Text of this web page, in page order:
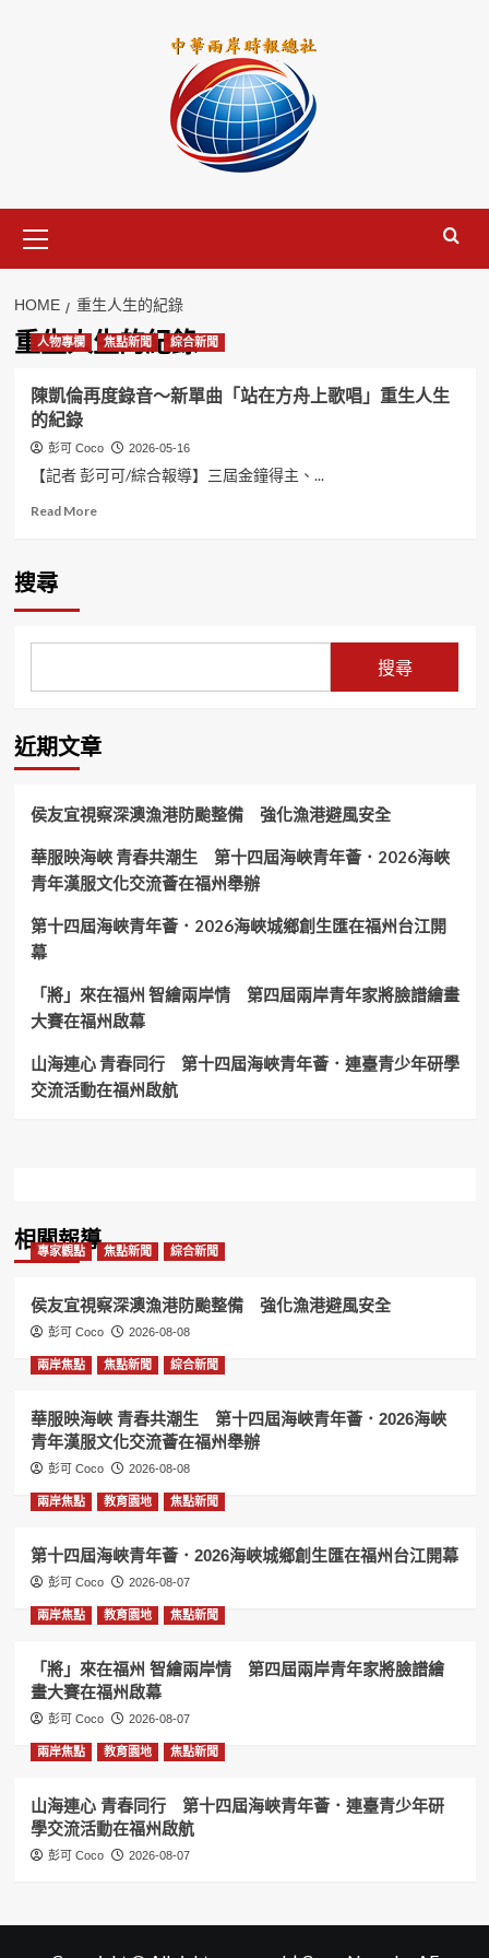
Menu
HOME 重生人生的紀錄
重生人生的紀錄
人物專欄 焦點新聞 綜合新聞
陳凱倫再度錄音～新單曲「站在方舟上歌唱」重生人生
的紀錄
彭可 Coco 2026-05-16
【記者 彭可可/綜合報導】三屆金鐘得主、...
Read MoreRead
音
新
單
在
舟
上
唱」
人
生
的
錄
搜尋
搜尋
近期文章
侯友宜視察深澳漁港防颱整備 強化漁港避風安全
華服映海峽 青春共潮生 第十四屆海峽青年薈．2026海峽
青年漢服文化交流薈在福州舉辦
第十四屆海峽青年薈．2026海峽城鄉創生匯在福州台江開
幕
「將」來在福州 智繪兩岸情 第四屆兩岸青年家將臉譜繪畫
大賽在福州啟幕
山海連心 青春同行 第十四屆海峽青年薈．連臺青少年研學
交流活動在福州啟航
相關報導
專家觀點 焦點新聞 綜合新聞
侯友宜視察深澳漁港防颱整備 強化漁港避風安全
彭可 Coco 2026-08-08
兩岸焦點 焦點新聞 綜合新聞
華服映海峽 青春共潮生 第十四屆海峽青年薈．2026海峽
青年漢服文化交流薈在福州舉辦
彭可 Coco 2026-08-08
兩岸焦點 教育園地 焦點新聞
第十四屆海峽青年薈．2026海峽城鄉創生匯在福州台江開幕
彭可 Coco 2026-08-07
兩岸焦點 教育園地 焦點新聞
「將」來在福州 智繪兩岸情 第四屆兩岸青年家將臉譜繪
畫大賽在福州啟幕
彭可 Coco 2026-08-07
兩岸焦點 教育園地 焦點新聞
山海連心 青春同行 第十四屆海峽青年薈．連臺青少年研
學交流活動在福州啟航
彭可 Coco 2026-08-07